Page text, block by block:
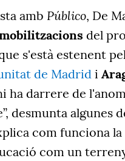
amb Público, De
del
s'està estenent
de Madrid i
ha darrere de
desmunta algunes
com funciona la
com un